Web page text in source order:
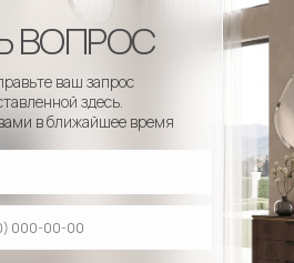
ваш запрос
здесь.
в ближайшее время
ВОПРОС